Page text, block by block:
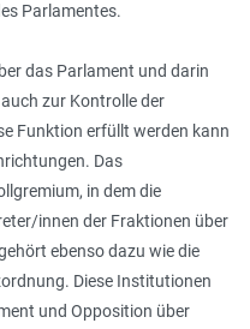
Parlamentes.
das Parlament und darin
zur Kontrolle der
Funktion erfüllt werden kann
Das
in dem die
innen der Fraktionen über
ebenso dazu wie die
Diese Institutionen
und Opposition über